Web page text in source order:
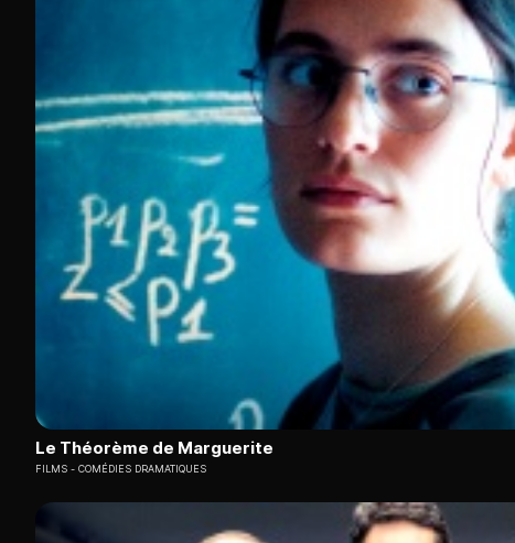
Le Théorème de Marguerite
FILMS COMÉDIES DRAMATIQUES